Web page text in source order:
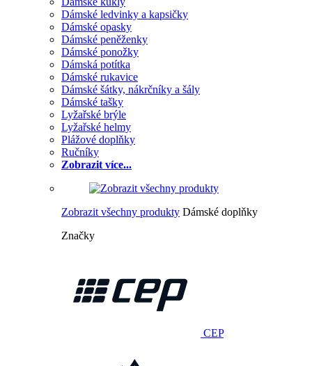
Dámské ledvinky a kapsičky
Dámské opasky
Dámské peněženky
Dámské ponožky
Dámská potítka
Dámské rukavice
Dámské šátky, nákrčníky a šály
Dámské tašky
Lyžařské brýle
Lyžařské helmy
Plážové doplňky
Ručníky
Zobrazit více...
Zobrazit všechny produkty Dámské doplňky
Značky
CEP